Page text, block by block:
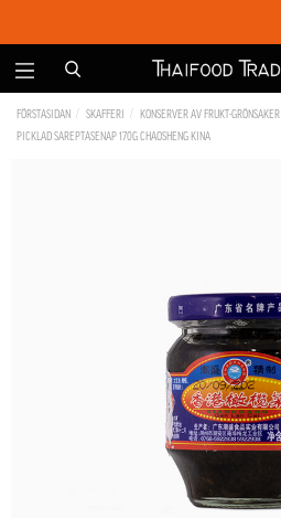
FÖRSTASIDAN SKAFFERI
KONSERVER AV FRUKT-GRÖNSAKER
PICKLAD SAREPTASENAP 170G CHAOSHENG KINA